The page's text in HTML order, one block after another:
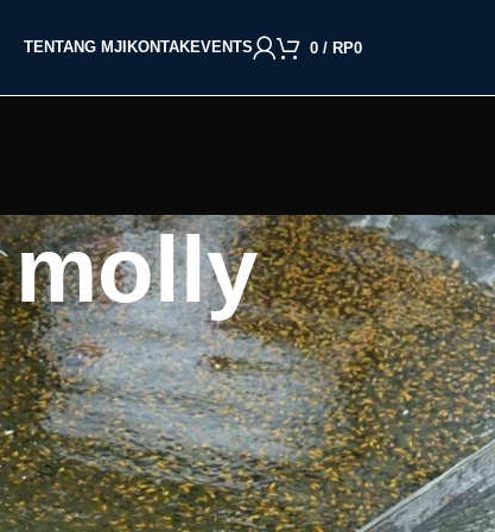
TENTANG MJI KONTAKEVENTS 0 / RP0
molly
BACA BERDASARKAN JENIS IKAN